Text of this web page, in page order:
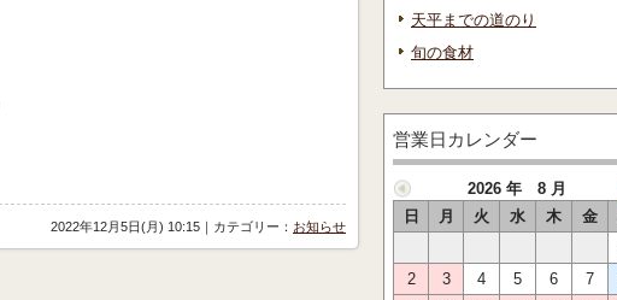
2022年12月5日(月) 10:15｜カテゴリー： お知らせ
天平までの道のり
旬の食材
営業日カレンダー
2026 年 8 月
日
月 火 水 木 金
2
3 4 5 6 7